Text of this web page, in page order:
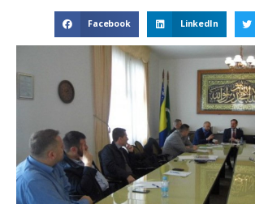
Facebook LinkedIn